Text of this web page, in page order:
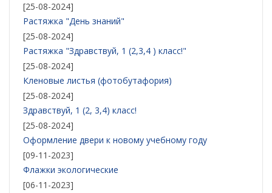
[25-08-2024]
Растяжка "День знаний"
[25-08-2024]
Растяжка "Здравствуй, 1 (2,3,4 ) класс!"
[25-08-2024]
Кленовые листья (фотобутафория)
[25-08-2024]
Здравствуй, 1 (2, 3,4) класс!
[25-08-2024]
Оформление двери к новому учебному году
[09-11-2023]
Флажки экологические
[06-11-2023]